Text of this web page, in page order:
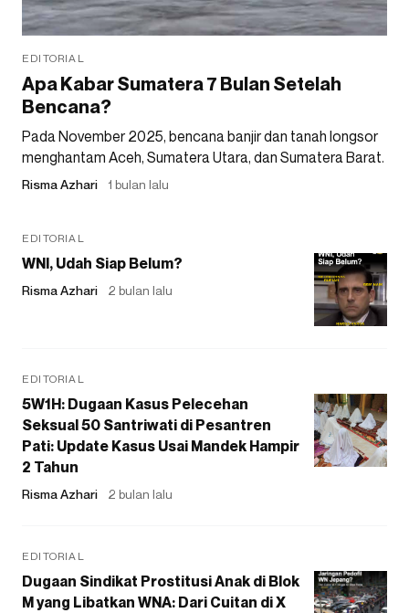
EDITORIAL
Apa Kabar Sumatera 7 Bulan Setelah
Bencana?
Pada November 2025, bencana banjir dan tanah longsor
menghantam Aceh, Sumatera Utara, dan Sumatera Barat.
Risma Azhari 1 bulan lalu
EDITORIAL
WNI, Udah Siap Belum?
Risma Azhari 2 bulan lalu
EDITORIAL
5W1H: Dugaan Kasus Pelecehan
Seksual 50 Santriwati di Pesantren
Pati: Update Kasus Usai Mandek Hampir
2 Tahun
Risma Azhari 2 bulan lalu
EDITORIAL
Dugaan Sindikat Prostitusi Anak di Blok
M yang Libatkan WNA: Dari Cuitan di X